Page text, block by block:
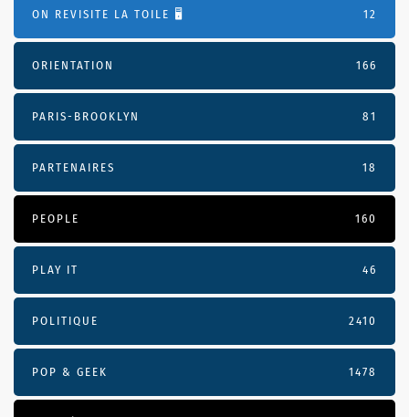
ON REVISITE LA TOILE 🖥️ 12
ORIENTATION 166
PARIS-BROOKLYN 81
PARTENAIRES 18
PEOPLE 160
PLAY IT 46
POLITIQUE 2410
POP & GEEK 1478